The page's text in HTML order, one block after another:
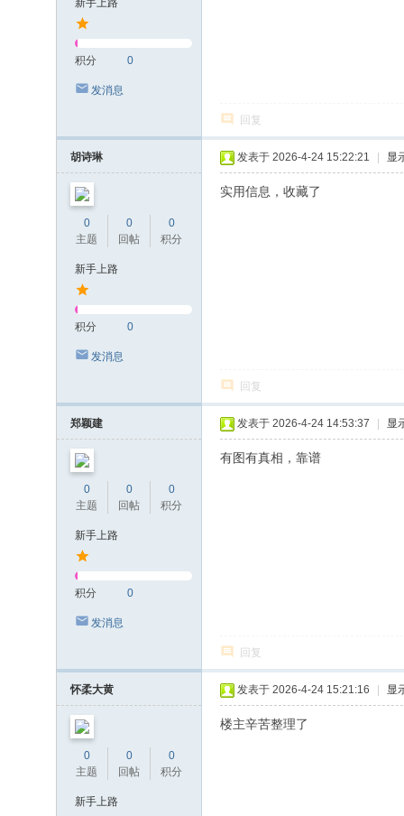
新手上路
积分 0
发消息
回复
胡诗琳
0
主题
0
回帖
0
积分
新手上路
积分 0
发消息
发表于 2026-4-24 15:22:21 显
实用信息，收藏了
回复
郑颖建
0
主题
0
回帖
0
积分
新手上路
积分 0
发消息
发表于 2026-4-24 14:53:37 显
有图有真相，靠谱
回复
怀柔大黄
0
主题
0
回帖
0
积分
新手上路
发表于 2026-4-24 15:21:16 显
楼主辛苦整理了